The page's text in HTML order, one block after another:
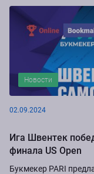
Новости
02.09.2024
Ига Швентек
финала US Open
Букмекер PARI